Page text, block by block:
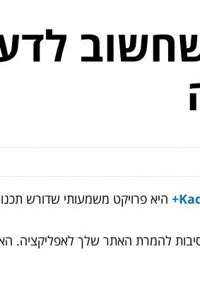
שחשוב
היא פרויקט משמעותי שדורש תכנון וביצוע קפדניים. להלן 14
להמרת האתר שלך לאפליקציה.